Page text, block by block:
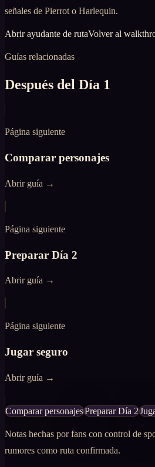
señales de Pierrot o Harlequin.
Abrir ayudante de rutaVolver al
Guías relacionadas
Después del Día 1
Página siguiente
Comparar personajes
Abrir guía →
Página siguiente
Preparar Día 2
Abrir guía →
Página siguiente
Jugar seguro
Abrir guía →
Comparar personajesPreparar Día 2
Notas hechas por fans con control de
rumores como ruta confirmada.